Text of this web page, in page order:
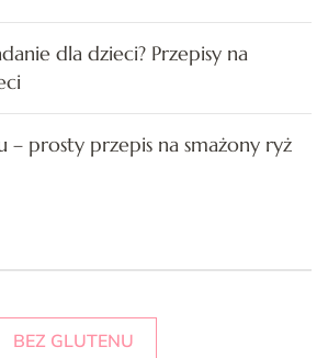
dla dzieci? Przepisy na
– prosty przepis na smażony ryż
BEZ GLUTENU